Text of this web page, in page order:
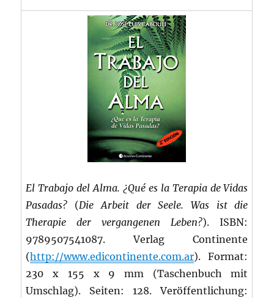
El Trabajo del Alma. ¿Qué es la Terapia de Vidas
Pasadas?
(Die Arbeit der Seele. Was ist die
Therapie der vergangenen Leben?).
ISBN:
9789507541087. Verlag Continente
(http://www.edicontinente.com.ar). Format:
230 x 155 x 9 mm (Taschenbuch mit
Umschlag). Seiten: 128. Veröffentlichung: